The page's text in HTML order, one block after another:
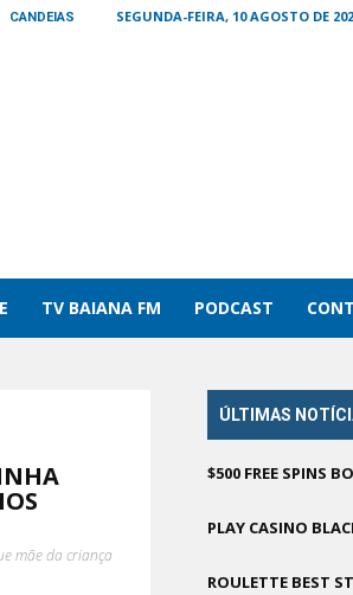
CANDEIAS SEGUNDA-FEIRA, 10 AGOSTO DE
TV BAIANA FM PODCAST
mãe da criança
ÚLTIMAS
$500 FREE SPINS
PLAY CASINO
ROULETTE BEST